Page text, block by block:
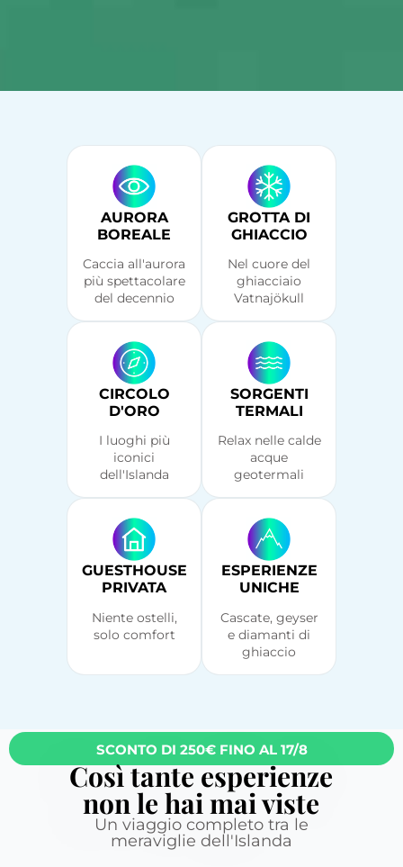
AURORA
BOREALE
Caccia all'aurora
più spettacolare
del decennio
GROTTA DI
GHIACCIO
Nel cuore del
ghiacciaio
Vatnajökull
CIRCOLO
D'ORO
I luoghi più
iconici
dell'Islanda
SORGENTI
TERMALI
Relax nelle calde
acque
geotermali
GUESTHOUSE
PRIVATA
Niente ostelli,
solo comfort
ESPERIENZE
UNICHE
Cascate, geyser
e diamanti di
ghiaccio
SCONTO DI 250€ FINO AL 17/8
Così tante esperienze
non le hai mai viste
Un viaggio completo tra le
meraviglie dell'Islanda